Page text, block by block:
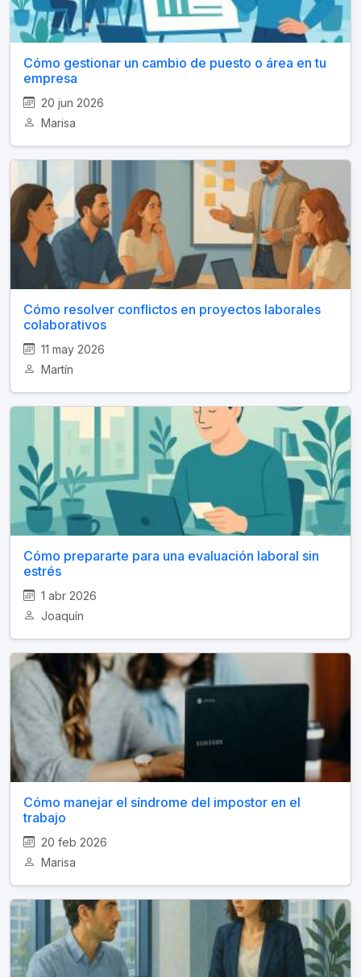
Cómo gestionar un cambio de puesto o área en tu
empresa
20 jun 2026
Marisa
Cómo resolver conflictos en proyectos laborales
colaborativos
11 may 2026
Martín
Cómo prepararte para una evaluación laboral sin
estrés
1 abr 2026
Joaquín
Cómo manejar el síndrome del impostor en el
trabajo
20 feb 2026
Marisa